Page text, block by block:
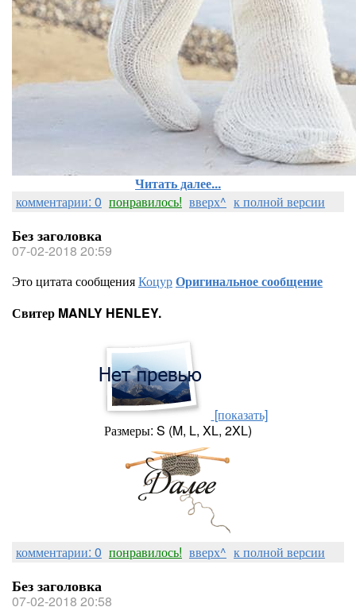
Читать далее...
комментарии: 0 понравилось! вверх^ к полной версии
Без заголовка
07-02-2018 20:59
Это цитата сообщенияКоцурОригинальное сообщение
Свитер MANLY HENLEY.
[показать]
Размеры: S (M, L, XL, 2XL)
комментарии: 0 понравилось! вверх^ к полной версии
Без заголовка
07-02-2018 20:58